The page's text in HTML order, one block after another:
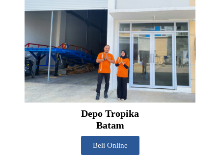
Depo Tropika
Batam
Beli Online